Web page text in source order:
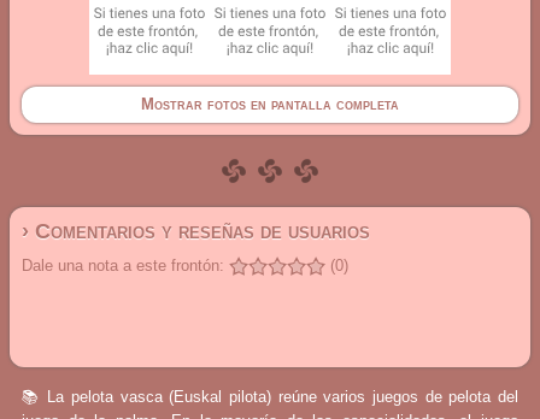
Mostrar fotos en pantalla completa
› Comentarios y reseñas de usuarios
Dale una nota a este frontón: (0)
📚 La pelota vasca (Euskal pilota) reúne varios juegos de pelota del